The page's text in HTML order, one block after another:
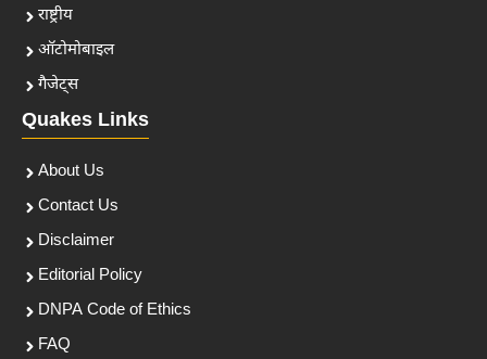
राष्ट्रीय
ऑटोमोबाइल
गैजेट्स
Quakes Links
About Us
Contact Us
Disclaimer
Editorial Policy
DNPA Code of Ethics
FAQ